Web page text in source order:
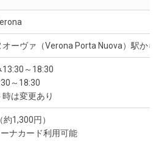
オーヴァ（Verona Porta Nuova）駅から
13:30～18:30
～18:30
は変更あり
1,300円）
ナカード利用可能